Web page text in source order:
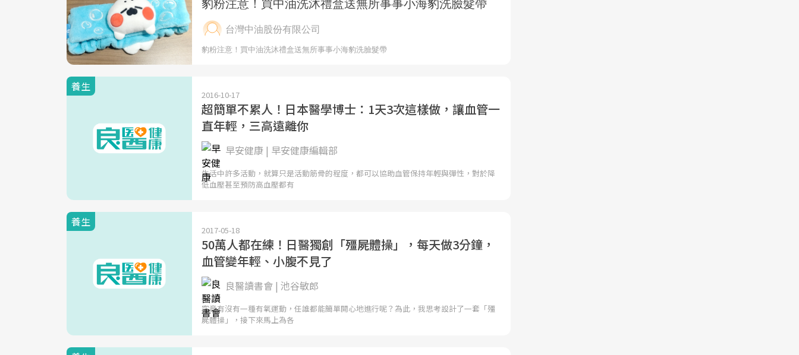
養生
2016-10-17
超簡單不累人！日本醫學博士：1天3次這樣做，讓血管一
直年輕，三高遠離你
早安健康 | 早安健康編輯部
生活中許多活動，就算只是活動筋骨的程度，都可以協助血管保持年輕與彈性，對於降
低血壓甚至預防高血壓都有
養生
2017-05-18
50萬人都在練！日醫獨創「殭屍體操」，每天做3分鐘，
血管變年輕、小腹不見了
良醫讀書會 | 池谷敏郎
究竟有沒有一種有氧運動，任誰都能簡單開心地進行呢？為此，我思考設計了一套「殭
屍體操」，接下來馬上為各